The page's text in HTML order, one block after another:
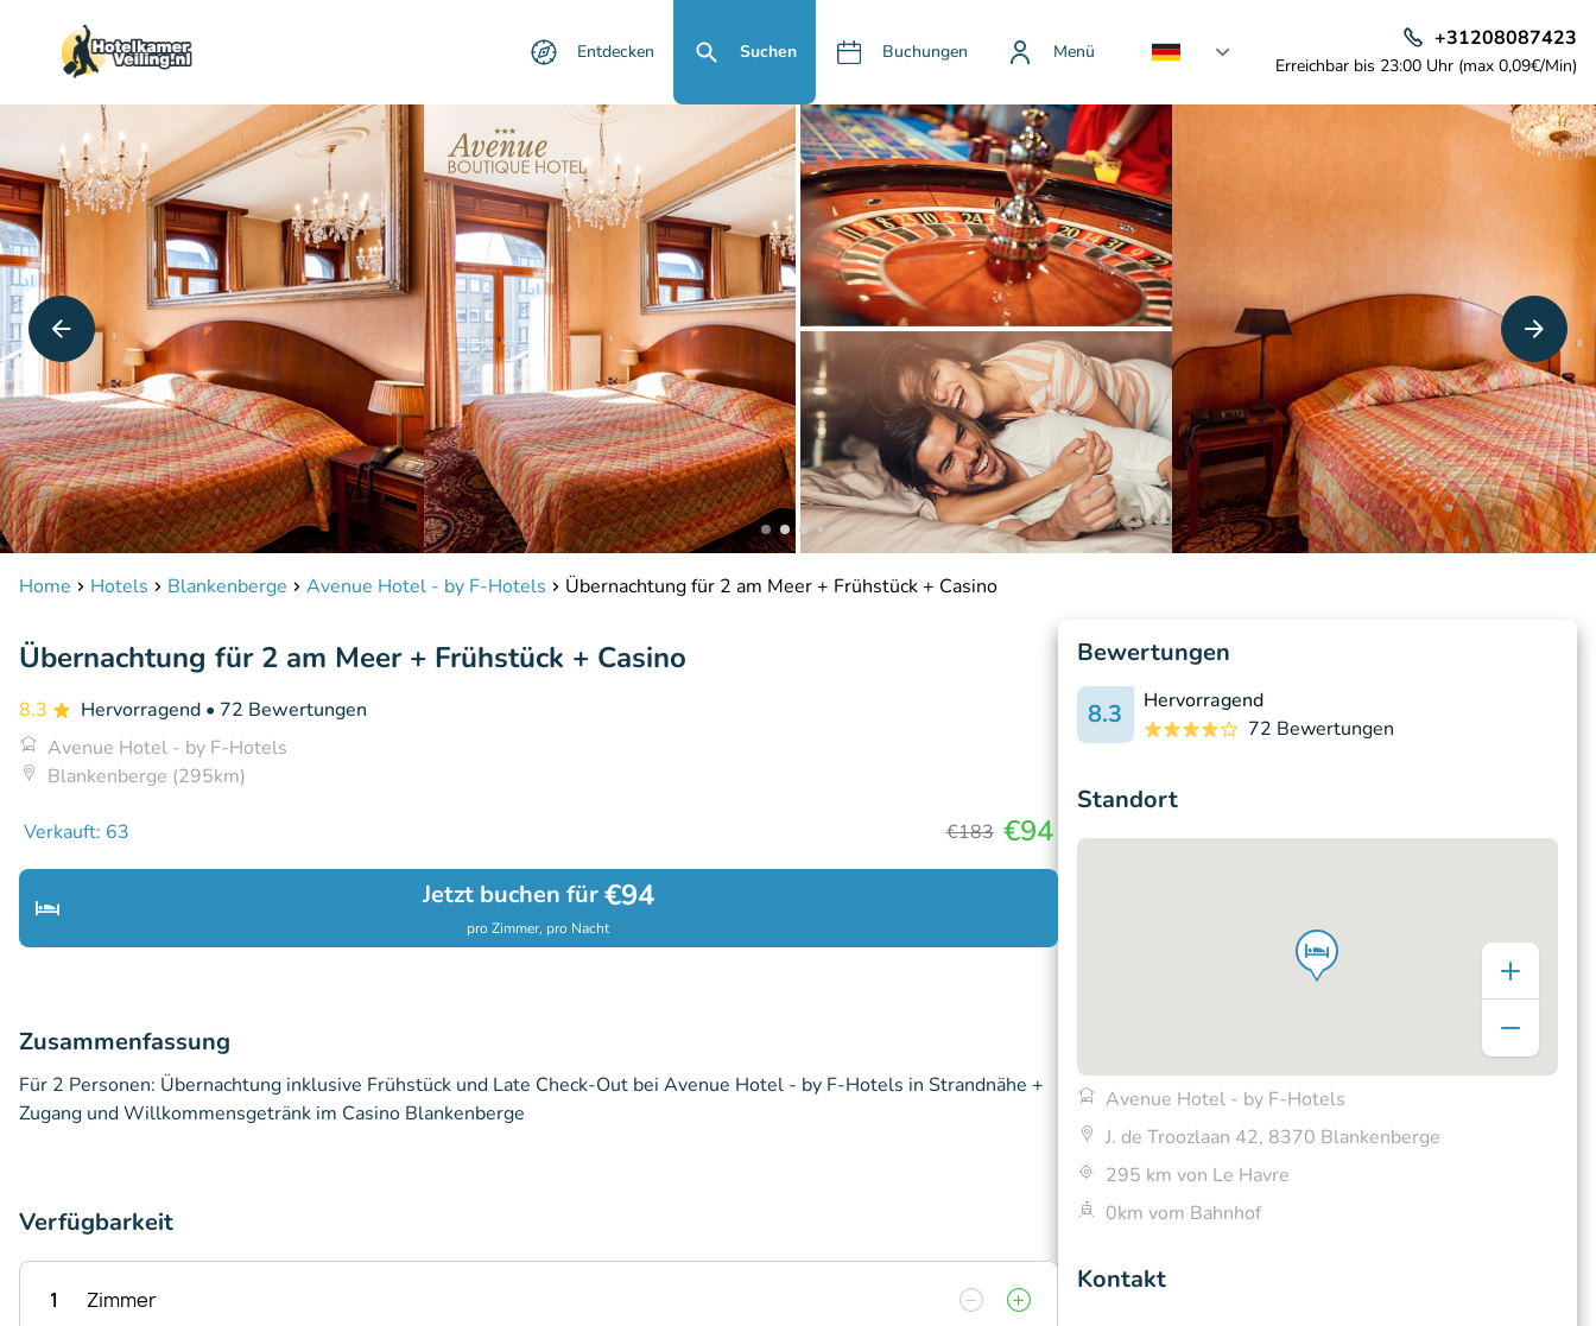
Entdecken Suchen Buchungen Menü
+31208087423
Erreichbar bis 23:00 Uhr (max 0,09€/Min)
Home Hotels Blankenberge Avenue Hotel - by F-Hotels Übernachtung für 2 am Meer + Frühstück + Casino
Übernachtung für 2 am Meer + Frühstück + Casino
8.3 Hervorragend • 72 Bewertungen
Avenue Hotel - by F-Hotels
Blankenberge (295km)
Verkauft: 63 €183 €94
Jetzt buchen für€94
pro Zimmer, pro Nacht
Zusammenfassung
Für 2 Personen: Übernachtung inklusive Frühstück und Late Check-Out bei Avenue Hotel - by F-Hotels in Strandnähe +
Zugang und Willkommensgetränk im Casino Blankenberge
Verfügbarkeit
1 Zimmer
Bewertungen
8.3
Hervorragend
72 Bewertungen
Standort
Avenue Hotel - by F-Hotels
J. de Troozlaan 42, 8370 Blankenberge
295 km von Le Havre
0km vom Bahnhof
Kontakt